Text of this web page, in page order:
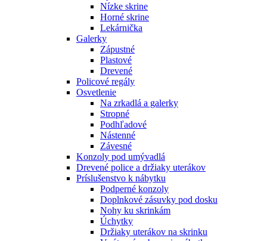
Nízke skrine
Horné skrine
Lekárnička
Galerky
Zápustné
Plastové
Drevené
Policové regály
Osvetlenie
Na zrkadlá a galerky
Stropné
Podhľadové
Nástenné
Závesné
Konzoly pod umývadlá
Drevené police a držiaky uterákov
Príslušenstvo k nábytku
Podperné konzoly
Doplnkové zásuvky pod dosku
Nohy ku skrinkám
Úchytky
Držiaky uterákov na skrinku